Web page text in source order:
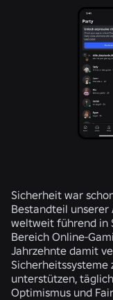
Sicherheit war
Bestandteil unserer
weltweit führend in
Bereich Online-
Jahrzehnte damit
Sicherheitssysteme
unterstützen,
Optimismus und